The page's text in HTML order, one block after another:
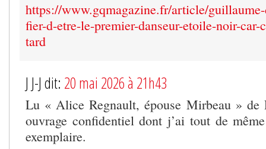
https://www.gqmagazine.fr/article/
fier-d-etre-le-premier-danseur-etoile-noir-car-
tard
J J-J dit: 20 mai 2026 à 21h43
Lu « Alice Regnault, épouse Mirbeau »
ouvrage confidentiel dont j’ai tout de
exemplaire.